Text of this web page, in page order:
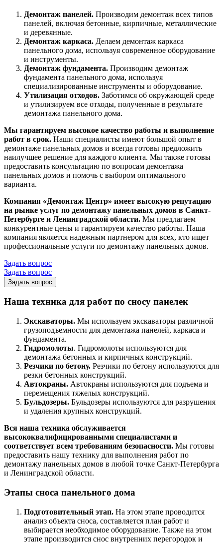
Демонтаж панелей. Производим демонтаж всех типов
панелей, включая бетонные, кирпичные, металлические
и деревянные.
Демонтаж каркаса. Делаем демонтаж каркаса
панельного дома, используя современное оборудование
и инструменты.
Демонтаж фундамента. Производим демонтаж
фундамента панельного дома, используя
специализированные инструменты и оборудование.
Утилизация отходов. Заботимся об окружающей среде
и утилизируем все отходы, полученные в результате
демонтажа панельного дома.
Мы гарантируем высокое качество работы и выполнение
работ в срок. Наши специалисты имеют большой опыт в
демонтаже панельных домов и всегда готовы предложить
наилучшее решение для каждого клиента. Мы также готовы
предоставить консультацию по вопросам демонтажа
панельных домов и помочь с выбором оптимального
варианта.
Компания «Демонтаж Центр» имеет высокую репутацию
на рынке услуг по демонтажу панельных домов в Санкт-
Петербурге и Ленинградской области. Мы предлагаем
конкурентные цены и гарантируем качество работы. Наша
компания является надежным партнером для всех, кто ищет
профессиональные услуги по демонтажу панельных домов.
Задать вопрос
Задать вопрос
Задать вопрос
Наша техника для работ по сносу панелек
Экскаваторы. Мы используем экскаваторы различной
грузоподъемности для демонтажа панелей, каркаса и
фундамента.
Гидромолоты. Гидромолоты используются для
демонтажа бетонных и кирпичных конструкций.
Резчики по бетону. Резчики по бетону используются для
резки бетонных конструкций.
Автокраны. Автокраны используются для подъема и
перемещения тяжелых конструкций.
Бульдозеры. Бульдозеры используются для разрушения
и удаления крупных конструкций.
Вся наша техника обслуживается
высококвалифицированными специалистами и
соответствует всем требованиям безопасности. Мы готовы
предоставить нашу технику для выполнения работ по
демонтажу панельных домов в любой точке Санкт-Петербурга
и Ленинградской области.
Этапы сноса панельного дома
Подготовительный этап. На этом этапе проводится
анализ объекта сноса, составляется план работ и
выбирается необходимое оборудование. Также на этом
этапе производится снос внутренних перегородок и